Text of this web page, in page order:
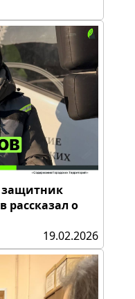
защитник
рассказал о
19.02.2026